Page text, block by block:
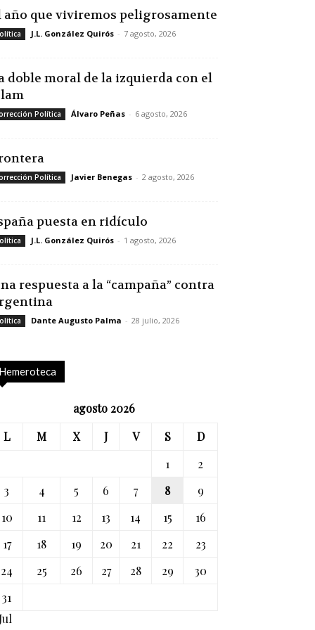
año que viviremos peligrosamente
J.L. González Quirós - 7 agosto, 2026
doble moral de la izquierda con el
Política Álvaro Peñas - 6 agosto, 2026
Política Javier Benegas - 2 agosto, 2026
puesta en ridículo
J.L. González Quirós - 1 agosto, 2026
respuesta a la “campaña” contra
Dante Augusto Palma - 28 julio, 2026
agosto 2026
L
M X J V S
D
1
2
3
4 5 6 7 8
9
10
11 12 13 14 15
16
17
18 19 20 21 22
23
24
25 26 27 28 29
30
31